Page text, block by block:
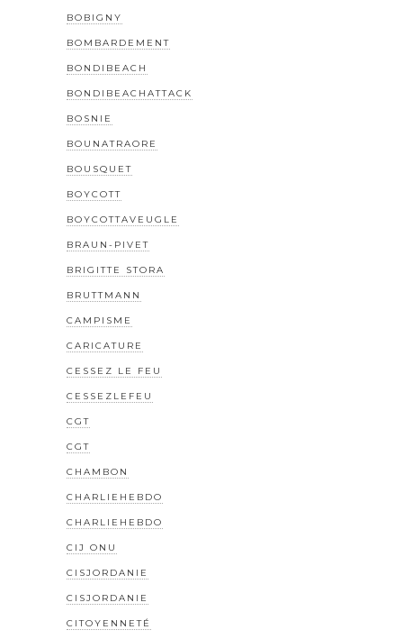
BOBIGNY
BOMBARDEMENT
BONDIBEACH
BONDIBEACHATTACK
BOSNIE
BOUNATRAORE
BOUSQUET
BOYCOTT
BOYCOTTAVEUGLE
BRAUN-PIVET
BRIGITTE STORA
BRUTTMANN
CAMPISME
CARICATURE
CESSEZ LE FEU
CESSEZLEFEU
CGT
CGT
CHAMBON
CHARLIEHEBDO
CHARLIEHEBDO
CIJ ONU
CISJORDANIE
CISJORDANIE
CITOYENNETÉ